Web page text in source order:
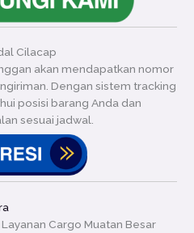
Cilacap
akan mendapatkan nomor
Dengan sistem tracking
posisi barang Anda dan
sesuai jadwal.
Cargo Muatan Besar